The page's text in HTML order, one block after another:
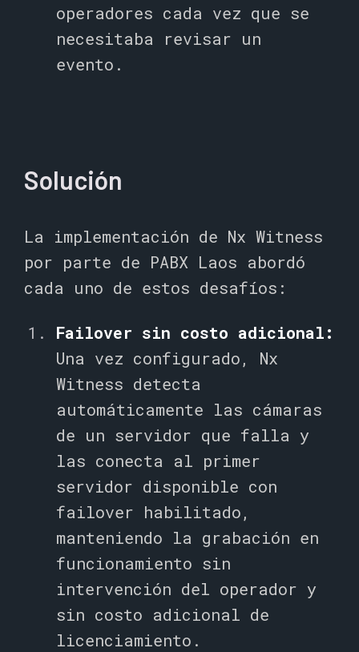
operadores cada vez que se
necesitaba revisar un
evento.
Solución
La implementación de Nx Witness
por parte de PABX Laos abordó
cada uno de estos desafíos:
Failover sin costo adicional:
Una vez configurado, Nx
Witness detecta
automáticamente las cámaras
de un servidor que falla y
las conecta al primer
servidor disponible con
failover habilitado,
manteniendo la grabación en
funcionamiento sin
intervención del operador y
sin costo adicional de
licenciamiento.